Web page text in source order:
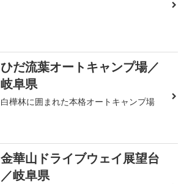
ひだ流葉オートキャンプ場／
岐阜県
白樺林に囲まれた本格オートキャンプ場
金華山ドライブウェイ展望台
／岐阜県